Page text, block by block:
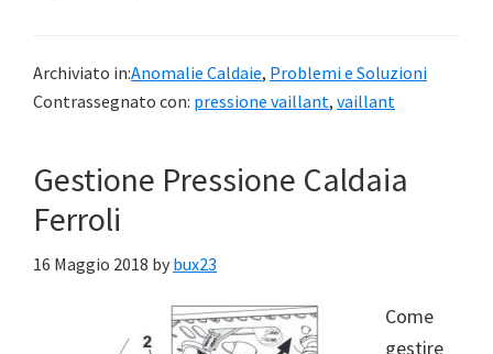
Archiviato in:Anomalie Caldaie, Problemi e Soluzioni
Contrassegnato con: pressione vaillant, vaillant
Gestione Pressione Caldaia
Ferroli
16 Maggio 2018 by bux23
Come
gestire